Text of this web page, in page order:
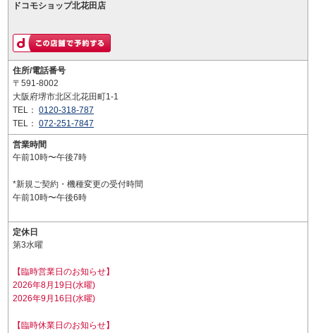
ドコモショップ北花田店
住所/電話番号
〒591-8002
大阪府堺市北区北花田町1-1
TEL： 0120-318-787
TEL： 072-251-7847
営業時間
午前10時〜午後7時
*新規ご契約・機種変更の受付時間
午前10時〜午後6時
定休日
第3水曜
【臨時営業日のお知らせ】
2026年8月19日(水曜)
2026年9月16日(水曜)
【臨時休業日のお知らせ】